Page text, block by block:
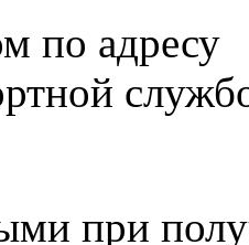
по адресу
при